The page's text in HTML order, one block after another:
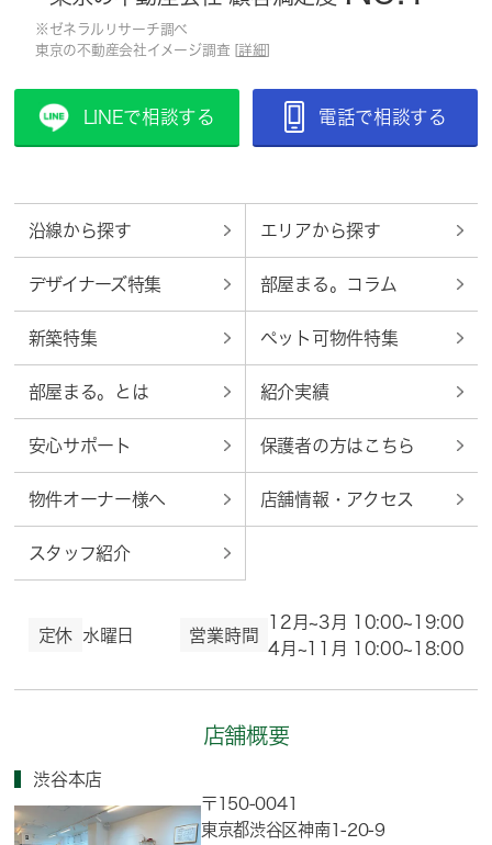
※ゼネラルリサーチ調べ
東京の不動産会社イメージ調査 [ 詳細
LINEで相談する 電話で相談する
沿線から探す エリアから探す
デザイナーズ特集 部屋まる。コラム
新築特集 ペット可物件特集
部屋まる。とは 紹介実績
安心サポート 保護者の方はこちら
物件オーナー様へ 店舗情報・アクセス
スタッフ紹介
定休 水曜日 営業時間
12月~3月 10:00~19:00
4月~11月 10:00~18:00
店舗概要
渋谷本店
〒150-0041
東京都渋谷区神南1-20-9